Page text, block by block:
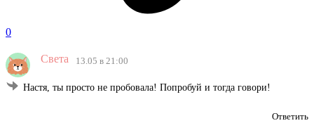
0
Света 13.05 в 21:00
Настя, ты просто не пробовала! Попробуй и тогда говори!
Ответить